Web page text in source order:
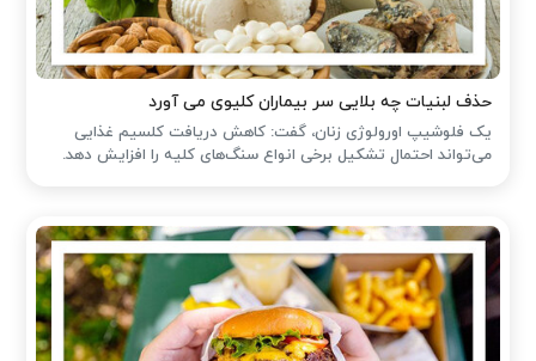
حذف لبنیات چه بلایی سر بیماران کلیوی می آورد
یک فلوشیپ اورولوژی زنان، گفت: کاهش دریافت کلسیم غذایی
می‌تواند احتمال تشکیل برخی انواع سنگ‌های کلیه را افزایش دهد.